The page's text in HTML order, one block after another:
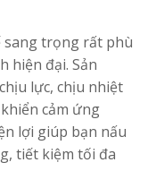
sang trọng rất phù
hiện đại. Sản
lực, chịu nhiệt
cảm ứng
lợi giúp bạn nấu
tiết kiệm tối đa